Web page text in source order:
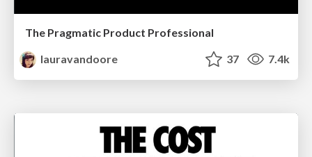
The Pragmatic Product Professional
lauravandoore
37 7.4k